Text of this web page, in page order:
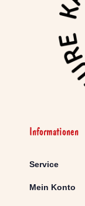
Informationen
Service
Mein Konto